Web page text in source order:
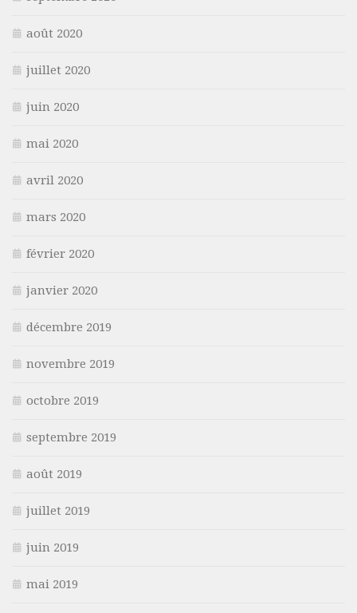
août 2020
juillet 2020
juin 2020
mai 2020
avril 2020
mars 2020
février 2020
janvier 2020
décembre 2019
novembre 2019
octobre 2019
septembre 2019
août 2019
juillet 2019
juin 2019
mai 2019